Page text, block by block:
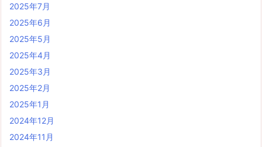
2025年7月
2025年6月
2025年5月
2025年4月
2025年3月
2025年2月
2025年1月
2024年12月
2024年11月